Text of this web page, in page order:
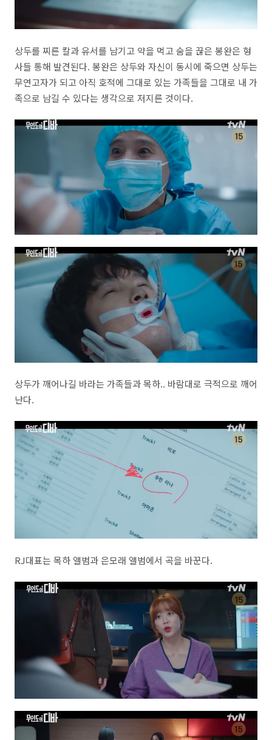
상두를 찌른 칼과 유서를 남기고 약을 먹고 숨을 끊은 봉완은 형
사들 통해 발견된다. 봉완은 상두와 자신이 동시에 죽으면 상두는
무연고자가 되고 아직 호적에 그대로 있는 가족들을 그대로 내 가
족으로 남길 수 있다는 생각으로 저지른 것이다.
상두가 깨어나길 바라는 가족들과 목하.. 바람대로 극적으로 깨어
난다.
RJ대표는 목하 앨범과 은모래 앨범에서 곡을 바꾼다.